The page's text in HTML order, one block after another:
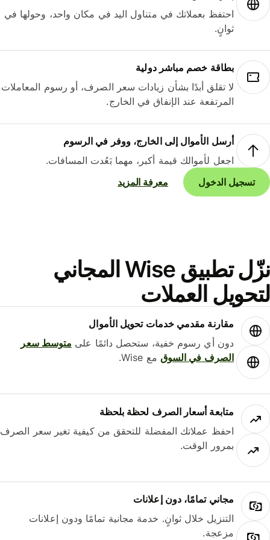
احتفظ بعملاتك في متناول اليد في مكان واحد، وحولها في
ثوانٍ.
بطاقة خصم مباشر دولية
لا تقلق أبدًا بشأن زيادات سعر الصرف، أو رسوم المعاملات
المرتفعة عند الإنفاق في الخارج.
أرسل الأموال إلى الخارج، ووفر في الرسوم
اجعل لأموالك قيمة أكبر، مهما بَعُدت المسافات.
تسجيل الدخول
معرفة المزيد
نزّل تطبيق Wise المجاني
العملات
مقارنة مقدمي خدمات تحويل الأموال
دون أي رسوم خفية، ستحصل دائمًا علىمتوسط ​​سعر
الصرف في السوقمع Wise.
متابعة أسعار الصرف لحظة بلحظة
احفظ عملاتك المفضلة للتحقق من كيفية تغير سعر الصرف
بمرور الوقت.
مجاني تمامًا، دون إعلانات
التنزيل خلال ثوانٍ. خدمة مجانية تمامًا ودون إعلانات
مزعجة.